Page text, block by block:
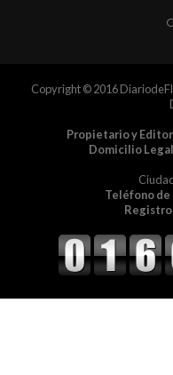
Copyright © 2016
Propietario y
Domicilio
Teléfono
Registro